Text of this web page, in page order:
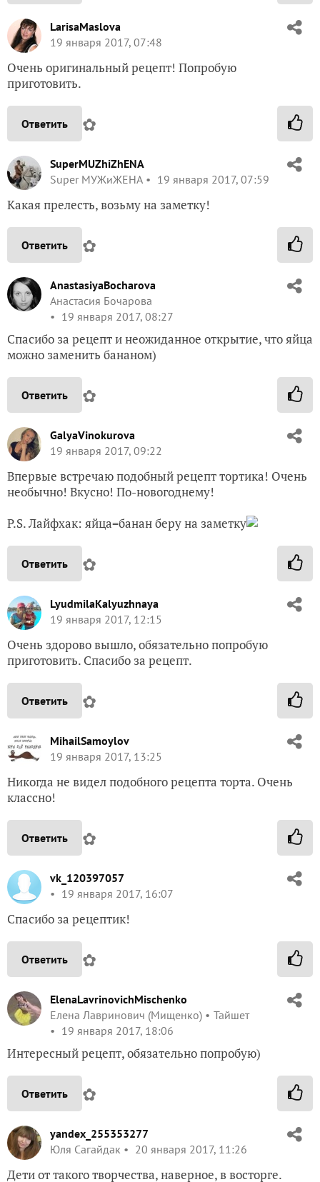
LarisaMaslova
19 января 2017, 07:48
Очень оригинальный рецепт! Попробую
приготовить.
Ответить ✿
SuperMUZhiZhENA
Super МУЖиЖЕНА
19 января 2017, 07:59
Какая прелесть, возьму на заметку!
Ответить ✿
AnastasiyaBocharova
Анастасия Бочарова
19 января 2017, 08:27
Спасибо за рецепт и неожиданное открытие, что яйца
можно заменить бананом)
Ответить ✿
GalyaVinokurova
19 января 2017, 09:22
Впервые встречаю подобный рецепт тортика! Очень
необычно! Вкусно! По-новогоднему!
P.S. Лайфхак: яйца=банан беру на заметку
Ответить ✿
LyudmilaKalyuzhnaya
19 января 2017, 12:15
Очень здорово вышло, обязательно попробую
приготовить. Спасибо за рецепт.
Ответить ✿
MihailSamoylov
19 января 2017, 13:25
Никогда не видел подобного рецепта торта. Очень
классно!
Ответить ✿
vk_120397057
19 января 2017, 16:07
Спасибо за рецептик!
Ответить ✿
ElenaLavrinovichMischenko
Елена Лавринович (Мищенко)
Тайшет
19 января 2017, 18:06
Интересный рецепт, обязательно попробую)
Ответить ✿
yandex_255353277
Юля Сагайдак
20 января 2017, 11:26
Дети от такого творчества, наверное, в восторге.